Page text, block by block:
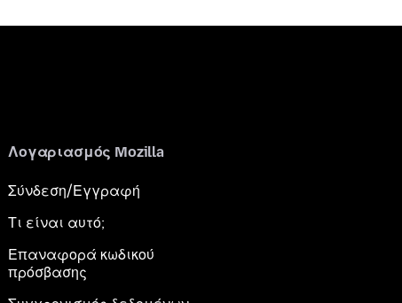
Λογαριασμός Mozilla
Σύνδεση/Εγγραφή
Τι είναι αυτό;
Επαναφορά κωδικού
πρόσβασης